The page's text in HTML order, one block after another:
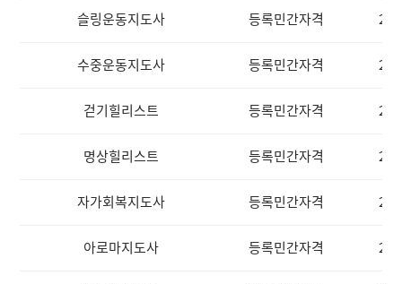
슬링운동지도사 등록민간자격
수중운동지도사 등록민간자격
걷기힐리스트 등록민간자격
명상힐리스트 등록민간자격
자가회복지도사 등록민간자격
아로마지도사 등록민간자격